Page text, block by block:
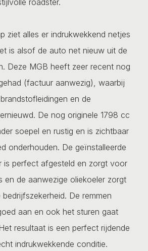
ziet alles er indrukwekkend netjes
is alsof de auto net nieuw uit de
Deze MGB heeft zeer recent nog
(factuur aanwezig), waarbij
en de
De nog originele 1798 cc
soepel en rustig en is zichtbaar
onderhouden. De geïnstalleerde
is perfect afgesteld en zorgt voor
en de aanwezige oliekoeler zorgt
De remmen
aan en ook het sturen gaat
resultaat is een perfect rijdende
indrukwekkende conditie.